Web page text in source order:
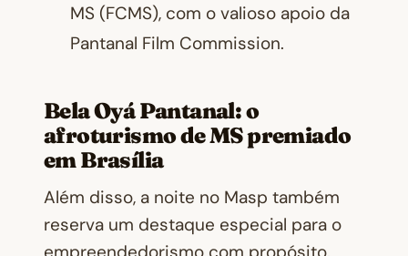
MS (FCMS), com o valioso apoio da
Pantanal Film Commission.
Bela Oyá Pantanal: o
afroturismo de MS premiado
em Brasília
Além disso, a noite no Masp também
reserva um destaque especial para o